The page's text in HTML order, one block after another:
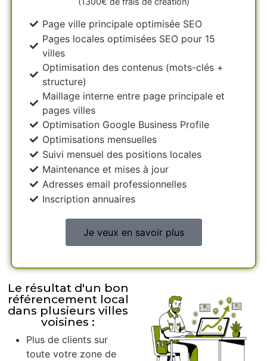
Page ville principale optimisée SEO
Pages locales optimisées SEO pour 15
villes
Optimisation des contenus (mots-clés +
structure)
Maillage interne entre page principale et
pages villes
Optimisation Google Business Profile
Optimisations mensuelles
Suivi mensuel des positions locales
Maintenance et mises à jour
Adresses email professionnelles
Inscription annuaires
Je veux en savoir plus
Le résultat d'un bon
référencement local
dans plusieurs villes
voisines :
Plus de clients sur
toute votre zone de